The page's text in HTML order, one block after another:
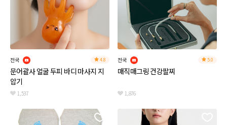
전국 4.8
문어괄사 얼굴 두피 바디 마사지 지
압기
1,537
전국 5.0
매직매그링 건강팔찌
1,876